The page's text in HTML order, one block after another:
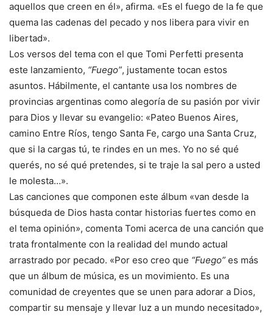
aquellos que creen en él», afirma. «Es el fuego de la fe que
quema las cadenas del pecado y nos libera para vivir en
libertad».
Los versos del tema con el que Tomi Perfetti presenta
este lanzamiento, “Fuego”, justamente tocan estos
asuntos. Hábilmente, el cantante usa los nombres de
provincias argentinas como alegoría de su pasión por vivir
para Dios y llevar su evangelio: «Pateo Buenos Aires,
camino Entre Ríos, tengo Santa Fe, cargo una Santa Cruz,
que si la cargas tú, te rindes en un mes. Yo no sé qué
querés, no sé qué pretendes, si te traje la sal pero a usted
le molesta…».
Las canciones que componen este álbum «van desde la
búsqueda de Dios hasta contar historias fuertes como en
el tema opinión», comenta Tomi acerca de una canción que
trata frontalmente con la realidad del mundo actual
arrastrado por pecado. «Por eso creo que “Fuego” es más
que un álbum de música, es un movimiento. Es una
comunidad de creyentes que se unen para adorar a Dios,
compartir su mensaje y llevar luz a un mundo necesitado»,